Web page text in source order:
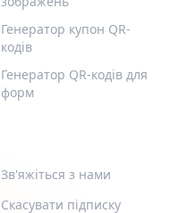
Генератор купон QR-
кодів
Генератор QR-кодів для
форм
Зв'яжіться з нами
Скасувати підписку